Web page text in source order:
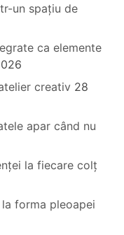
un spațiu de
ca elemente
creativ 28
apar când nu
la fiecare colț
forma pleoapei